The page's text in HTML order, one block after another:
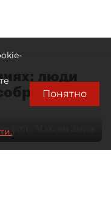
люди
фото:
Понятно